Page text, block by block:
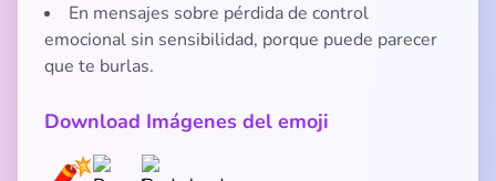
En mensajes sobre pérdida de control
emocional sin sensibilidad, porque puede parecer
que te burlas.
Download Imágenes del emoji